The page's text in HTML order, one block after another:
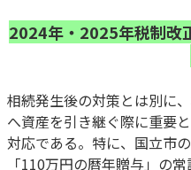
2024年・2025年税制改
相続発生後の対策とは別に
へ資産を引き継ぐ際に重要
対応である。特に、国立市
「110万円の暦年贈与」の